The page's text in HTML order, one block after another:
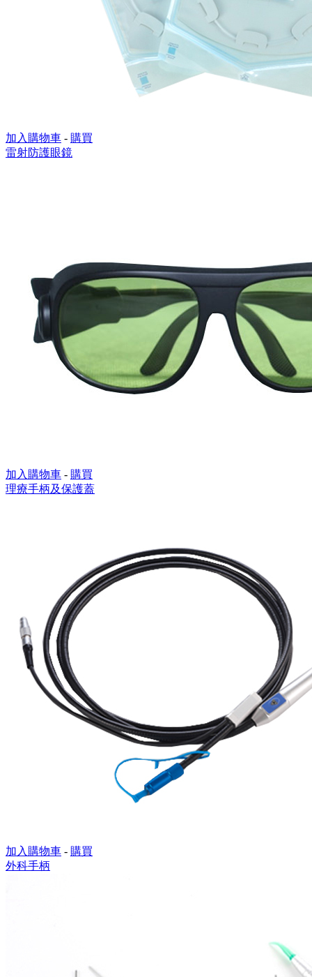
加入購物車 - 購買
雷射防護眼鏡
加入購物車 - 購買
理療手柄及保護蓋
加入購物車 - 購買
外科手柄